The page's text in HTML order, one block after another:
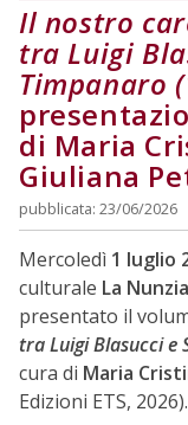
Il nostro
tra Luigi
Timpanaro
di Maria
Giuliana
pubblicata: 23/06/2026
Mercoledì 1 luglio
culturale La
presentato il
tra Luigi Blasucci e
cura di Maria
Edizioni ETS, 2026).